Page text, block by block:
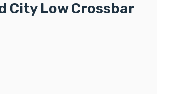
City Low Crossbar